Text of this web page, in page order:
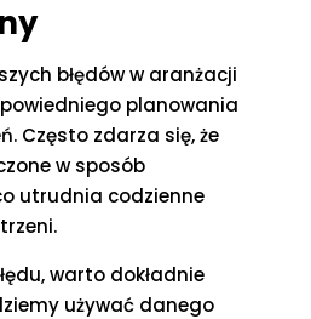
błędów w aranżacji
planowania
Często zdarza się, że
w sposób
utrudnia codzienne
warto dokładnie
używać danego